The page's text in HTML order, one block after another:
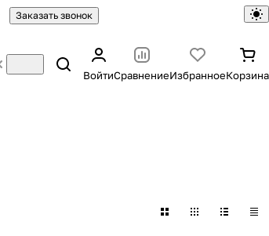
Заказать звонок
ВойтиСравнениеИзбранноеКорзина